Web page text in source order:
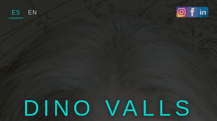
ES EN
DINO VALLS